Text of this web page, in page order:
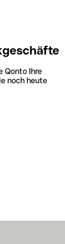
Qonto Ihre
noch heute